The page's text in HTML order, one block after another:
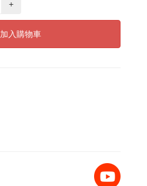
+
加入購物車